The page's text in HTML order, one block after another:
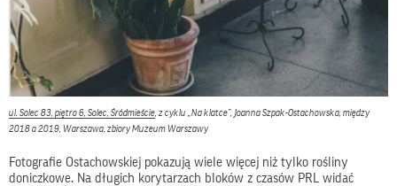
ul. Solec 83, piętro 6, Solec, Śródmieście , z cyklu „Na klatce”, Joanna Szpak-Ostachowska, między
2018 a 2019, Warszawa, zbiory Muzeum Warszawy
Fotografie Ostachowskiej pokazują wiele więcej niż tylko rośliny
doniczkowe. Na długich korytarzach bloków z czasów PRL widać